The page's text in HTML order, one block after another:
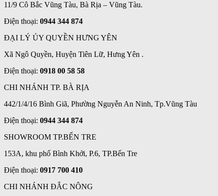
11/9 Cô Bắc Vũng Tàu, Bà Rịa – Vũng Tàu.
Điện thoại: 0944 344 874
ĐẠI LÝ ỦY QUYỀN HƯNG YÊN
Xã Ngô Quyền, Huyện Tiên Lữ, Hưng Yên .
Điện thoại: 0918 00 58 58
CHI NHÁNH TP. BÀ RỊA
442/1/4/16 Bình Giã, Phường Nguyễn An Ninh, Tp.Vũng Tàu
Điện thoại: 0944 344 874
SHOWROOM TP.BẾN TRE
153A, khu phố Bình Khởi, P.6, TP.Bến Tre
Điện thoại: 0917 700 410
CHI NHÁNH ĐẮC NÔNG